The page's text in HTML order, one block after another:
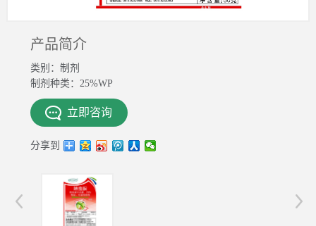
产品简介
类别：制剂
制剂种类：25%WP
立即咨询
分享到